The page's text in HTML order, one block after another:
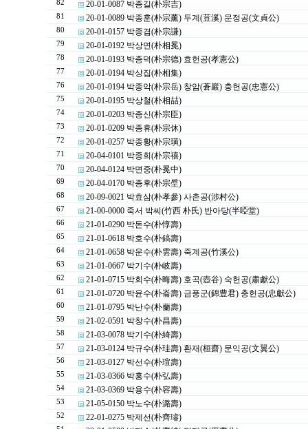
82 20-01-0087 박종길(朴宗吉)
81 20-01-0089 박종훈(朴宗薰) 두계(荳溪) 문정공(文貞公)
80 20-01-0157 박종겸(朴宗謙)
79 20-01-0192 박상면(朴相冕)
78 20-01-0193 박종덕(朴宗德) 효헌공(孝憲公)
77 20-01-0194 박상집(朴相集)
76 20-01-0194 박종악(朴宗岳) 창암(蒼巖) 충헌공(忠憲公)
75 20-01-0195 박상철(朴相喆)
74 20-01-0203 박종신(朴宗臣)
73 20-01-0209 박종휴(朴宗休)
72 20-01-0257 박종황(朴宗璜)
71 20-04-0101 박종희(朴宗禧)
70 20-04-0124 박면중(朴冕中)
69 20-04-0170 박종후(朴宗垕)
68 20-09-0021 박효삼(朴孝參) 사촌공(涉村公)
67 21-00-0000 죽서 박씨(竹西 朴氏) 반아당(半啞堂)
66 21-01-0290 박돈수(朴惇壽)
65 21-01-0618 박호수(朴鎬壽)
64 21-01-0658 박운수(朴雲壽) 죽계공(竹溪公)
63 21-01-0667 박기수(朴岐壽)
62 21-01-0715 박회수(朴晦壽) 호곡(壺谷) 숙헌공(肅獻公)
61 21-01-0720 박윤수(朴崙壽) 금풍군(錦豊君) 충헌공(忠獻公)
60 21-01-0795 박난수(朴蘭壽)
59 21-02-0591 박창수(朴昌壽)
58 21-03-0078 박기수(朴綺壽)
57 21-03-0124 박규수(朴珪壽) 환재(桓齋) 문익공(文翼公)
56 21-03-0127 박선수(朴瑄壽)
55 21-03-0366 박홍수(朴弘壽)
54 21-03-0369 박용수(朴容壽)
53 21-05-0150 박노수(朴潞壽)
52 22-01-0275 박제선(朴齊璿)